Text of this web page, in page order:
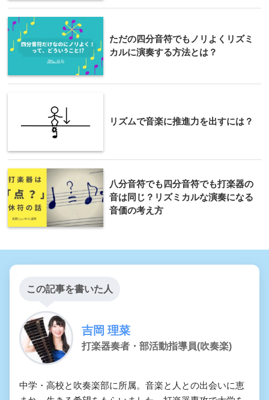
ただの四分音符でもノリよくリズミ
カルに演奏する方法とは？
リズムで音楽に推進力を出すには？
八分音符でも四分音符でも打楽器の
音は同じ？リズミカルな演奏になる
音価の考え方
この記事を書いた人
吉岡 理菜
打楽器奏者・部活動指導員(吹奏楽)
中学・高校と吹奏楽部に所属。音楽と人との出会いに恵